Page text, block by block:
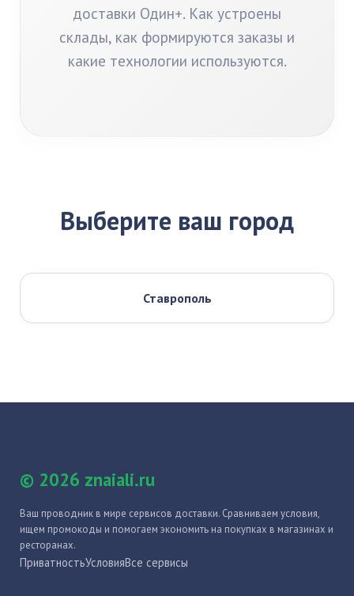
доставки Один+. Как устроены
склады, как формируются заказы и
какие технологии используются.
Выберите ваш город
Ставрополь
© 2026 znaiali.ru
Ваш проводник в мире сервисов доставки. Сравниваем условия,
ищем промокоды и помогаем экономить на покупках в магазинах и
ресторанах.
ПриватностьУсловияВсе сервисы